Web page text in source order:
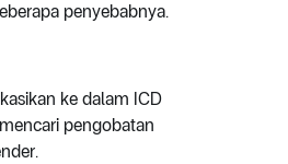
penyebabnya.
ke dalam ICD
pengobatan